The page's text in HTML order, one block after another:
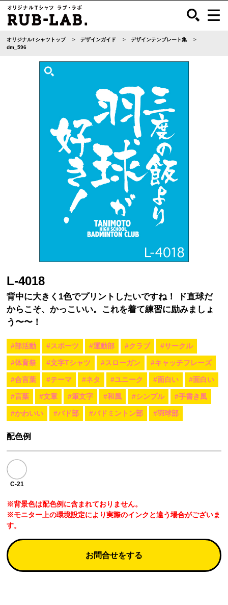
オリジナルTシャツトップ デザインガイド
デザインテンプレート集
dm_596
L-4018
背中に大きく1色でプリントしたいですね！ ド直球だ
からこそ、かっこいい。これを着て練習に励みましょ
う〜〜！
#部活動 #スポーツ #運動部 #クラブ #サークル
#体育祭 #文字Tシャツ #スローガン #キャッチフレーズ
#合言葉 #テーマ #ネタ #ユニーク #面白い #面白い
#言葉 #文章 #筆文字 #和風 #シンプル #手書き風
#かわいい #バド部 #バドミントン部 #羽球部
配色例
C-21
※背景色は配色例に含まれておりません。
※モニター上の環境設定により実際のインクと違う場合がございま
す。
お問合せをする